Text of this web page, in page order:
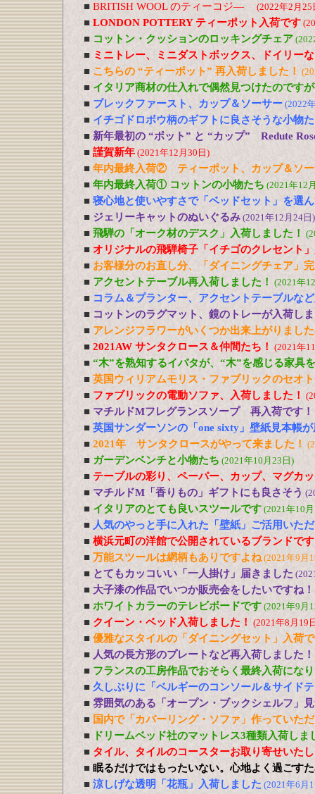
■ BRITISH WOOL のティーコジ― (2022年2月25
■ LONDON POTTERY ティーポット入荷です
■ コットン・クッションのロッキングチェア
■ ミニトレー、ミニダストボックス、ドイリー
■ こちらの “ティーポット” 再入荷しました！
■ イタリア商材の仕入れで偶然見つけたのです
■ ブレックファースト、カップ＆ソーサー (2022
■ イチゴドロボウ柄のギフトに良さそうな小物
■ 新年最初の “ポット” と “カップ” Redute
■ 謹賀新年 (2021年12月30日)
■ 年内最終入荷② ティーポット、カップ＆ソー
■ 年内最終入荷① コットンの小物たち (2021年12
■ 寝心地と使いやすさで「ベッドセット」を選
■ ジェリーキャットのぬいぐるみ (2021年12月24日)
■ 飛騨の「オーク材のデスク」入荷しました！
■ オリジナルの飛騨椅子「イチゴのクレセント
■ お客様分のお直し分、「ダイニングチェア」
■ アクセントテーブル再入荷しました！ (2021年
■ コラム＆プランター、アクセントテーブルな
■ コットンのラグマット、鏡のトレーが入荷し
■ アレンジフラワーがいくつか出来上がりまし
■ 2021AW サンタクロース＆仲間たち！ (2021年
■ “木”を熟知するイバタが、“木”を感じる家具
■ 英国ウィリアムモリス・ファブリックのセオ
■ ファブリックの電動ソファ、入荷しました！
■ マチルドMフレグランスソープ 再入荷です！
■ 英国サンダーソンの「one sixty」壁紙見本帳
■ 2021年 サンタクロースがやって来ました！
■ ガーデンベンチと小物たち (2021年10月23日)
■ テーブルの彩り、ペーパー、カップ、マグカ
■ マチルドM「香りもの」ギフトにも良さそう
■ イタリアのとても良いスツールです (2021年10
■ 人気のやっと手に入れた「壁紙」ご活用いた
■ 横浜元町の洋館で公開されているブランドで
■ 万能スツールは網柄もありですよね(2021年9月
■ とてもカッコいい「一人掛け」届きました
■ 大子漆の作品でいつか販売会をしたいですね！
■ ホワイトカラーのテレビボードです (2021年9月
■ クイーン・ベッド入荷しました！ (2021年8月19
■ 優雅なスタイルの「ダイニングセット」入荷
■ 人気の長方形のプレートなど再入荷しました！
■ フランスの工房作品でおそらく最終入荷にな
■ 久しぶりに「ベルギーのコンソール＆サイド
■ 雰囲気のある「オープン・ブックシェルフ」
■ 国内で「カバーリング・ソファ」作っていた
■
ドリームベッド社のマットレス3種類入荷しま
■ タイル、タイルのコースターお取り寄せいた
■ 眠るだけではもったいない。心地よく過ごす
■ 涼しげな透明「花瓶」入荷しました (2021年6月